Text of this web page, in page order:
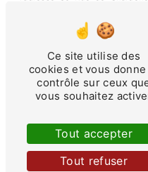
électronique à l'adresse
d'identité pourra vous être
pendant la période de prise
prescription légale aux
contentieux. Vous avez
d'opposition au
adresse: Bloctel.gouv.fr.
d’informations sur vos droits.
Ce site utilise des
cookies et vous donne
contrôle sur ceux
vous souhaitez
Tout accepter
Tout refuser